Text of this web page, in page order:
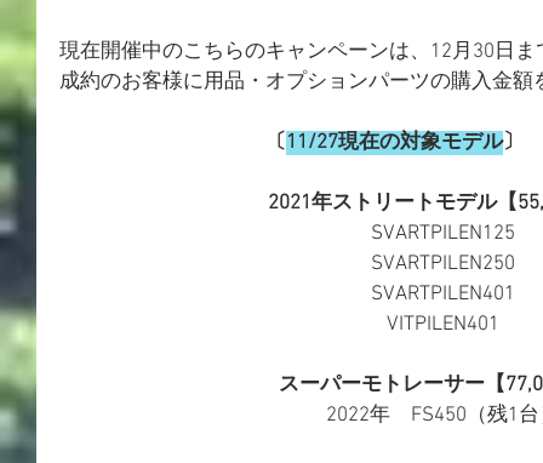
現在開催中のこちらのキャンペーンは、12月30日ま
成約のお客様に用品・オプションパーツの購入金額
〔11/27現在の対象モデル〕
2021年ストリートモデル【
SVARTPILEN125
SVARTPILEN250
SVARTPILEN401
VITPILEN401
スーパーモトレーサー【
2022年　FS450（残1